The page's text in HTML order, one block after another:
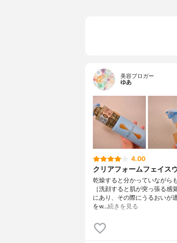
美容ブロガー
ゆあ
4.00
クリアフォームフェイス
乾燥すると分かっていながら
［洗顔すると肌が突っ張る
にあり、その際にうるおいが
をw…続きを見る